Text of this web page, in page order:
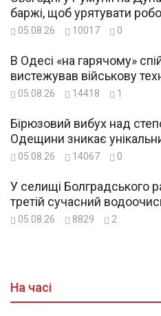
баржі, щоб урятувати
05.08.26 10017 0
В Одесі «на гарячому»
вистежував військову
05.08.26 14418 1
Бірюзовий вибух над
Одещини зникає
05.08.26 14067 0
У селищі Болградського
третій сучасний
05.08.26 8829 2
На часі